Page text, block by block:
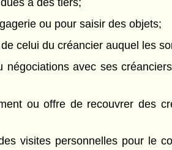
à des tiers;
ou pour saisir des objets;
celui du créancier auquel les
avec ses
ou offre de recouvrer des
visites personnelles pour le